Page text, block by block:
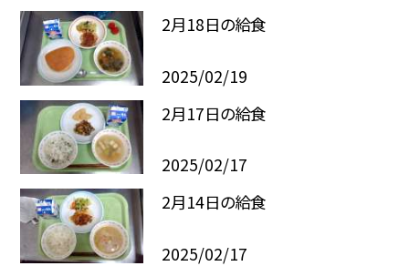
2月18日の給食
2025/02/19
2月17日の給食
2025/02/17
2月14日の給食
2025/02/17